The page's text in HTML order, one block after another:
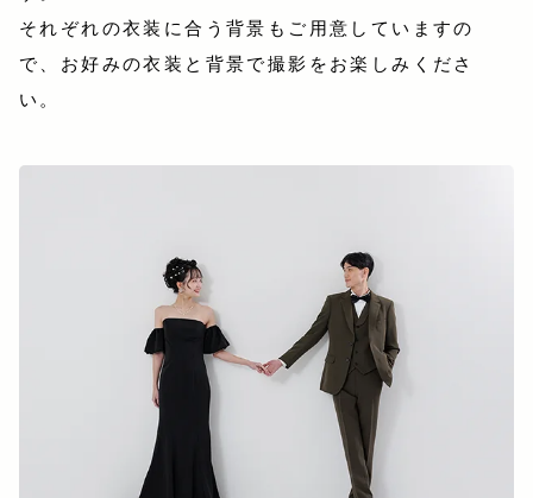
それぞれの衣装に合う背景もご用意していますの
で、お好みの衣装と背景で撮影をお楽しみくださ
い。